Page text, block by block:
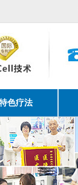
色疗法